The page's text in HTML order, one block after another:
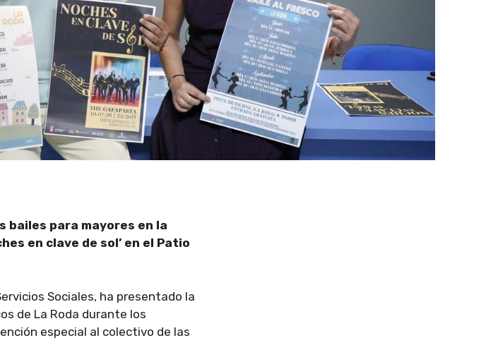
bailes para mayores en la
en clave de sol’ en el Patio
Sociales, ha presentado la
de La Roda durante los
especial al colectivo de las